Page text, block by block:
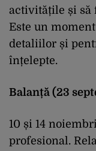
activitățile și să
Este un
detaliilor și
înțelepte.
Balanță (23
10 și 14
profesional.